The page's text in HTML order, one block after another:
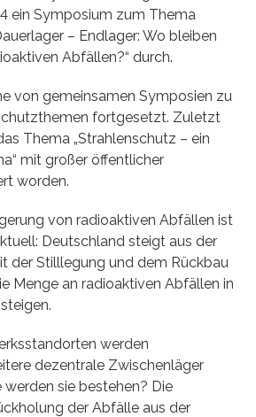
ein Symposium zum Thema
– Endlager: Wo bleiben
Abfällen?“ durch.
von gemeinsamen Symposien zu
fortgesetzt. Zuletzt
Thema „Strahlenschutz – ein
mit großer öffentlicher
worden.
von radioaktiven Abfällen ist
Deutschland steigt aus der
der Stilllegung und dem Rückbau
Menge an radioaktiven Abfällen in
werden
dezentrale Zwischenläger
sie bestehen? Die
der Abfälle aus der